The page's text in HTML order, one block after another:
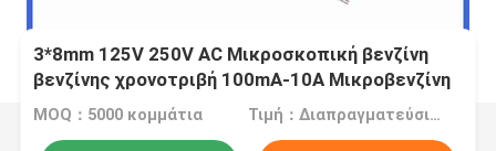
3*8mm 125V 250V AC Μικροσκοπική βενζίνη
βενζίνης χρονοτριβή 100mA-10A Μικροβενζίνη
βενζίνης
MOQ：5000 κομμάτια Τιμή：Διαπραγματεύσιμα